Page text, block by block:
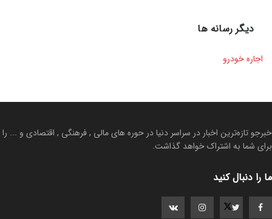
دیگر رسانه ها
اجاره خودرو
خبرجو تازه‌ترین اخبار در سراسر دنیا در حوره های مالی , فرهنگی , اقتصادی و ... را
برای شما به اشتراک خواهد گذاشت.
ما را دنبال کنید